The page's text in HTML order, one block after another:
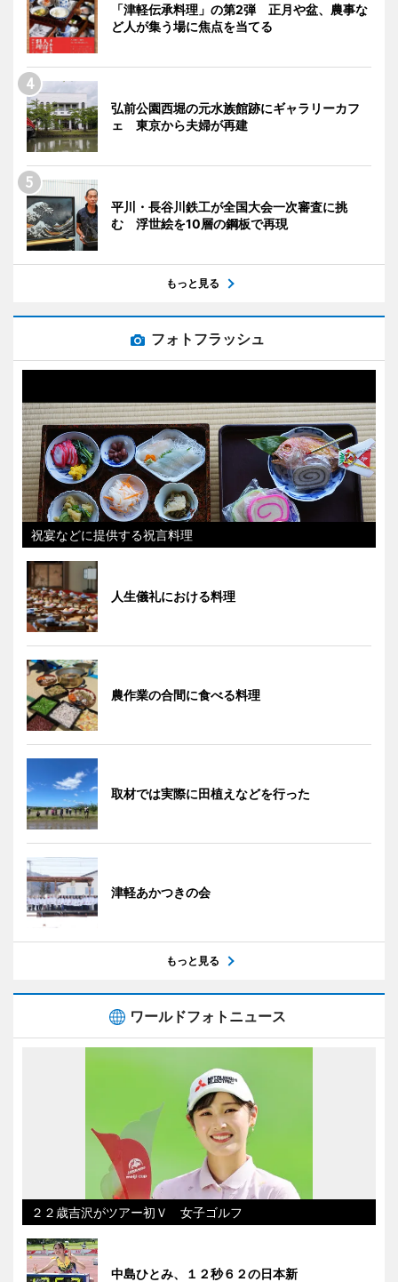
「津軽伝承料理」の第2弾 正月や盆、農事な
ど人が集う場に焦点を当てる
弘前公園西堀の元水族館跡にギャラリーカフ
ェ 東京から夫婦が再建
平川・長谷川鉄工が全国大会一次審査に挑
む 浮世絵を10層の鋼板で再現
もっと見る
フォトフラッシュ
祝宴などに提供する祝言料理
人生儀礼における料理
農作業の合間に食べる料理
取材では実際に田植えなどを行った
津軽あかつきの会
もっと見る
ワールドフォトニュース
２２歳吉沢がツアー初Ｖ 女子ゴルフ
中島ひとみ、１２秒６２の日本新